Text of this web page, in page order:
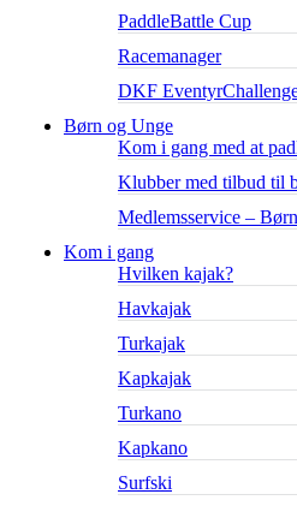
PaddleBattle Cup
Racemanager
DKF
Børn og Unge
Kom i gang med at
Klubber med tilbud til
Medlemsservice –
Kom i gang
Hvilken kajak?
Havkajak
Turkajak
Kapkajak
Turkano
Kapkano
Surfski